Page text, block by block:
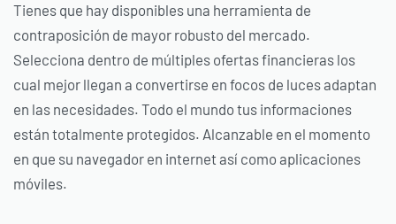
Tienes que hay disponibles una herramienta de
contraposición de mayor robusto del mercado.
Selecciona dentro de múltiples ofertas financieras los
cual mejor llegan a convertirse en focos de luces adaptan
en las necesidades. Todo el mundo tus informaciones
están totalmente protegidos. Alcanzable en el momento
en que su navegador en internet así­ como aplicaciones
móviles.